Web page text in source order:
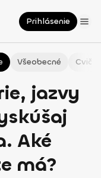
Prihlásenie
Všeobecné
jazvy
Aké
má?